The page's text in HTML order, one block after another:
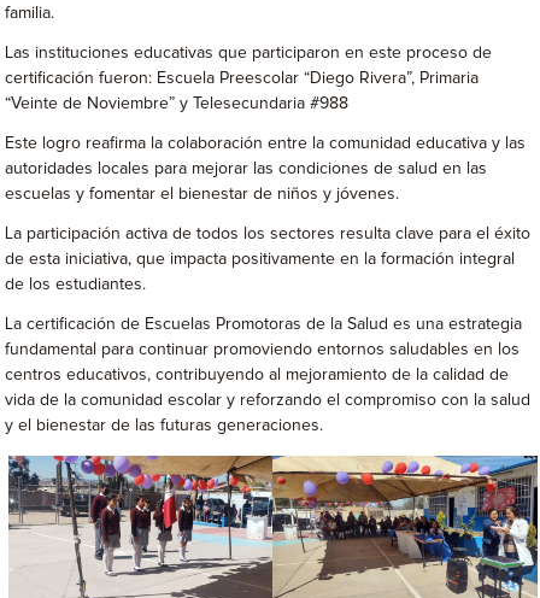
familia.
Las instituciones educativas que participaron en este proceso de
certificación fueron: Escuela Preescolar “Diego Rivera”, Primaria
“Veinte de Noviembre” y Telesecundaria #988
Este logro reafirma la colaboración entre la comunidad educativa y las
autoridades locales para mejorar las condiciones de salud en las
escuelas y fomentar el bienestar de niños y jóvenes.
La participación activa de todos los sectores resulta clave para el éxito
de esta iniciativa, que impacta positivamente en la formación integral
de los estudiantes.
La certificación de Escuelas Promotoras de la Salud es una estrategia
fundamental para continuar promoviendo entornos saludables en los
centros educativos, contribuyendo al mejoramiento de la calidad de
vida de la comunidad escolar y reforzando el compromiso con la salud
y el bienestar de las futuras generaciones.